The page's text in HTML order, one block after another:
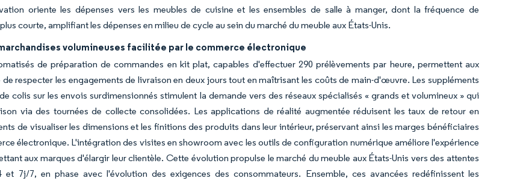
oriente les dépenses vers les meubles de cuisine et les ensembles de salle à manger, dont la fréquence de
courte, amplifiant les dépenses en milieu de cycle au sein du marché du meuble aux États-Unis.
volumineuses facilitée par le commerce électronique
de préparation de commandes en kit plat, capables d'effectuer 290 prélèvements par heure, permettent aux
de respecter les engagements de livraison en deux jours tout en maîtrisant les coûts de main-d'œuvre. Les suppléments
colis sur les envois surdimensionnés stimulent la demande vers des réseaux spécialisés « grands et volumineux » qui
via des tournées de collecte consolidées. Les applications de réalité augmentée réduisent les taux de retour en
de visualiser les dimensions et les finitions des produits dans leur intérieur, préservant ainsi les marges bénéficiaires
électronique. L'intégration des visites en showroom avec les outils de configuration numérique améliore l'expérience
aux marques d'élargir leur clientèle. Cette évolution propulse le marché du meuble aux États-Unis vers des attentes
et 7j/7, en phase avec l'évolution des exigences des consommateurs. Ensemble, ces avancées redéfinissent les